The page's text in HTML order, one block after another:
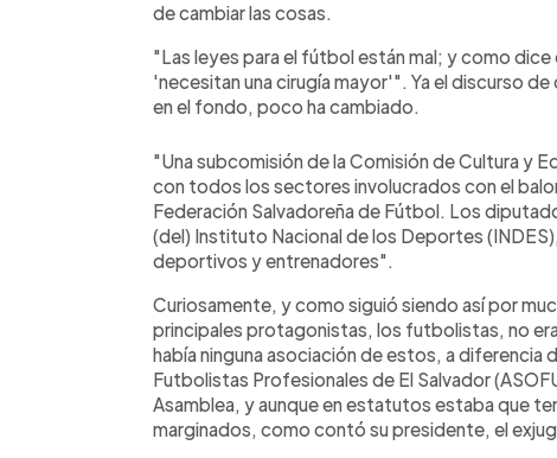
de cambiar las cosas.
"Las leyes para el fútbol están mal; y como
'necesitan una cirugía mayor'". Ya el discurso
en el fondo, poco ha cambiado.
"Una subcomisión de la Comisión de Cultura y
con todos los sectores involucrados con el
Federación Salvadoreña de Fútbol. Los
(del) Instituto Nacional de los Deportes
deportivos y entrenadores".
Curiosamente, y como siguió siendo así por
principales protagonistas, los futbolistas, no
había ninguna asociación de estos, a diferencia
Futbolistas Profesionales de El Salvador
Asamblea, y aunque en estatutos estaba que
marginados, como contó su presidente, el